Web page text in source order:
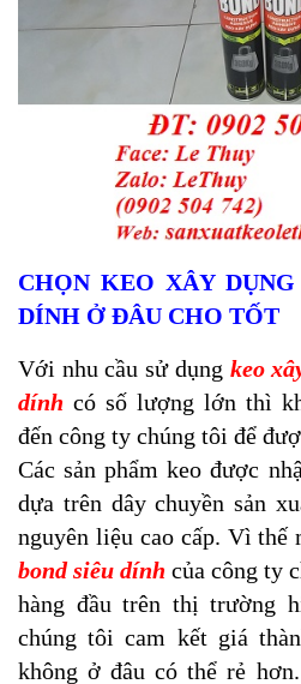
CHỌN KEO XÂY
DÍNH Ở ĐÂU CHO TỐT
Với nhu cầu sử dụng keo
dính có số lượng lớn thì
đến công ty chúng tôi để
Các sản phẩm keo được
dựa trên dây chuyền sản
nguyên liệu cao cấp. Vì thế
bond siêu dính của công ty
hàng đầu trên thị trường
chúng tôi cam kết giá
không ở đâu có thể rẻ